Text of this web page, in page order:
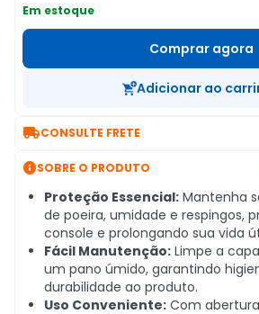
Em estoque
Comprar agora
Adicionar ao
CONSULTE FRETE
SOBRE O PRODUTO
Proteção Essencial: Mantenha
de poeira, umidade e respingos,
console e prolongando sua vida
Fácil Manutenção: Limpe a
um pano úmido, garantindo
durabilidade ao produto.
Uso Conveniente: Com